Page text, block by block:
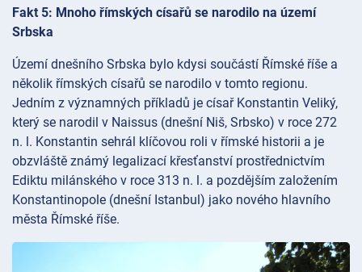
Fakt 5: Mnoho římských císařů se narodilo na území
Srbska
Území dnešního Srbska bylo kdysi součástí Římské říše a
několik římských císařů se narodilo v tomto regionu.
Jedním z významných příkladů je císař Konstantin Veliký,
který se narodil v Naissus (dnešní Niš, Srbsko) v roce 272
n. l. Konstantin sehrál klíčovou roli v římské historii a je
obzvláště známý legalizací křesťanství prostřednictvím
Ediktu milánského v roce 313 n. l. a pozdějším založením
Konstantinopole (dnešní Istanbul) jako nového hlavního
města Římské říše.